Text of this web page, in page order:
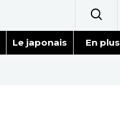
Le japonais En plus